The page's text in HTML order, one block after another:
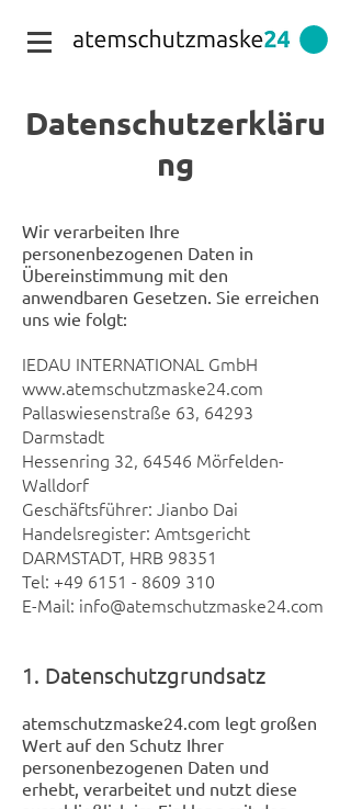
Datenschutzerkläru
ng
Wir verarbeiten Ihre
personenbezogenen Daten in
Übereinstimmung mit den
anwendbaren Gesetzen. Sie erreichen
uns wie folgt:
IEDAU INTERNATIONAL GmbH
www.atemschutzmaske24.com
Pallaswiesenstraße 63, 64293
Darmstadt
Hessenring 32, 64546 Mörfelden-
Walldorf
Geschäftsführer: Jianbo Dai
Handelsregister: Amtsgericht
DARMSTADT, HRB 98351
Tel: +49 6151 - 8609 310
E-Mail: info@atemschutzmaske24.com
1. Datenschutzgrundsatz
atemschutzmaske24.com legt großen
Wert auf den Schutz Ihrer
personenbezogenen Daten und
erhebt, verarbeitet und nutzt diese